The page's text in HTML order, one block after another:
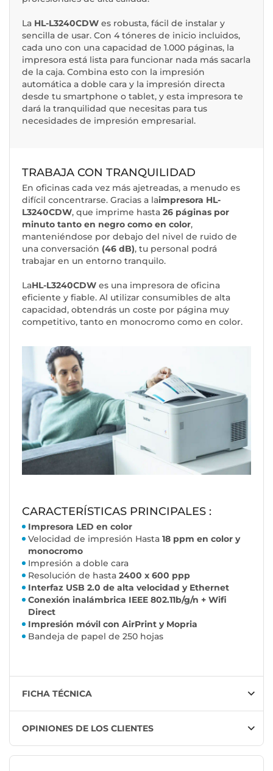
La HL-L3240CDW es robusta, fácil de instalar y
sencilla de usar. Con 4 tóneres de inicio incluidos,
cada uno con una capacidad de 1.000 páginas, la
impresora está lista para funcionar nada más sacarla
de la caja. Combina esto con la impresión
automática a doble cara y la impresión directa
desde tu smartphone o tablet, y esta impresora te
dará la tranquilidad que necesitas para tus
necesidades de impresión empresarial.
TRABAJA CON TRANQUILIDAD
En oficinas cada vez más ajetreadas, a menudo es
difícil concentrarse. Gracias a laimpresora HL-
L3240CDW, que imprime hasta 26 páginas por
minuto tanto en negro como en color,
manteniéndose por debajo del nivel de ruido de
una conversación (46 dB), tu personal podrá
trabajar en un entorno tranquilo.
LaHL-L3240CDW es una impresora de oficina
eficiente y fiable. Al utilizar consumibles de alta
capacidad, obtendrás un coste por página muy
competitivo, tanto en monocromo como en color.
CARACTERÍSTICAS PRINCIPALES :
Impresora LED en color
Velocidad de impresión Hasta 18 ppm en color y
monocromo
Impresión a doble cara
Resolución de hasta 2400 x 600 ppp
Interfaz USB 2.0 de alta velocidad y Ethernet
Conexión inalámbrica IEEE 802.11b/g/n + Wifi
Direct
Impresión móvil con AirPrint y Mopria
Bandeja de papel de 250 hojas
FICHA TÉCNICA
OPINIONES DE LOS CLIENTES